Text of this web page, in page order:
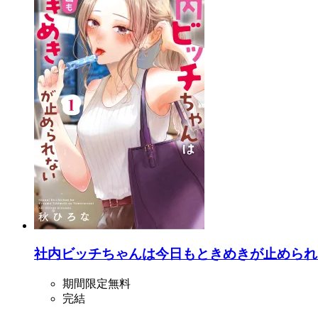
社内ビッチちゃんは今日もときめきが止めら
期間限定無料
完結